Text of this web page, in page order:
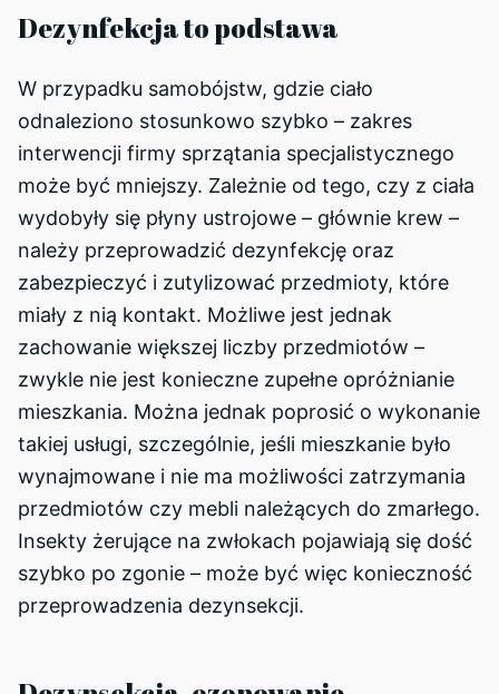
Dezynfekcja to podstawa
W przypadku samobójstw, gdzie ciało
odnaleziono stosunkowo szybko – zakres
interwencji firmy sprzątania specjalistycznego
może być mniejszy. Zależnie od tego, czy z ciała
wydobyły się płyny ustrojowe – głównie krew –
należy przeprowadzić dezynfekcję oraz
zabezpieczyć i zutylizować przedmioty, które
miały z nią kontakt. Możliwe jest jednak
zachowanie większej liczby przedmiotów –
zwykle nie jest konieczne zupełne opróżnianie
mieszkania. Można jednak poprosić o wykonanie
takiej usługi, szczególnie, jeśli mieszkanie było
wynajmowane i nie ma możliwości zatrzymania
przedmiotów czy mebli należących do zmarłego.
Insekty żerujące na zwłokach pojawiają się dość
szybko po zgonie – może być więc konieczność
przeprowadzenia dezynsekcji.